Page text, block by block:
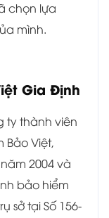
chọn lựa
mình.
Gia Định
ty thành viên
Bảo Việt,
2004 và
bảo hiểm
sở tại Số 156-